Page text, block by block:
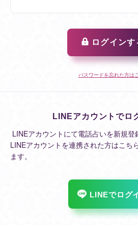
ログインす
パスワードを忘れた方は
LINEアカウントでロ
LINEアカウントにて電話占いを新規登
LINEアカウントを連携された方はこち
ます。
LINEでログ